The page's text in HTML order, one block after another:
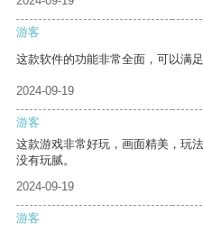
游客
这款软件的功能非常全面，可以满足
2024-09-19
游客
这款游戏非常好玩，画面精美，玩
没有玩腻。
2024-09-19
游客